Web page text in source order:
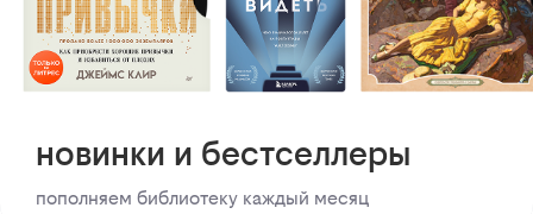
новинки и бестселлеры
пополняем библиотеку каждый месяц